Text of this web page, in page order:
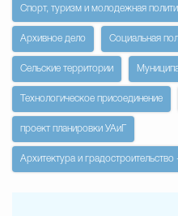
Спорт, туризм и молодежная
Архивное дело Социальная
Сельские территории
Технологическое присоединение
проект планировки УАиГ
Архитектура и градостроительство